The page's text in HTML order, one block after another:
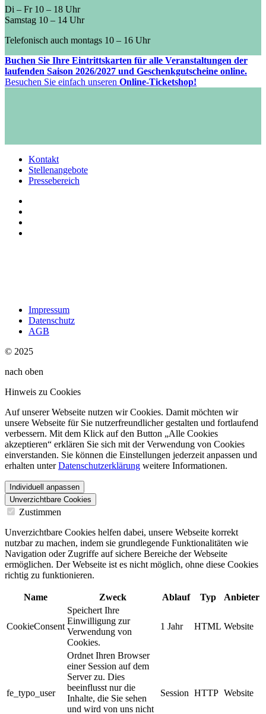
Di – Fr 10 – 18 Uhr
Samstag 10 – 14 Uhr
Telefonisch auch montags 10 – 16 Uhr
Buchen Sie Ihre Eintrittskarten für alle Veranstaltungen der
laufenden Saison 2026/2027 und Geschenkgutscheine online.
Besuchen Sie einfach unseren Online-Ticketshop!
Kontakt
Stellenangebote
Pressebereich
Impressum
Datenschutz
AGB
© 2025
nach oben
Hinweis zu Cookies
Auf unserer Webseite nutzen wir Cookies. Damit möchten wir
unsere Webseite für Sie nutzerfreundlicher gestalten und fortlaufend
verbessern. Mit dem Klick auf den Button „Alle Cookies
akzeptieren“ erklären Sie sich mit der Verwendung von Cookies
einverstanden. Sie können die Einstellungen jederzeit anpassen und
erhalten unterDatenschutzerklärung weitere Informationen.
Individuell anpassen
Unverzichtbare Cookies
Zustimmen
Unverzichtbare Cookies helfen dabei, unsere Webseite korrekt
nutzbar zu machen, indem sie grundlegende Funktionalitäten wie
Navigation oder Zugriffe auf sichere Bereiche der Webseite
ermöglichen. Der Webseite ist es nicht möglich, ohne diese Cookies
richtig zu funktionieren.
Name Zweck Ablauf Typ Anbieter
CookieConsent
Speichert Ihre
Einwilligung zur
Verwendung von
Cookies.
1 Jahr HTML Website
fe_typo_user
Ordnet Ihren Browser
einer Session auf dem
Server zu. Dies
beeinflusst nur die
Inhalte, die Sie sehen
und wird von uns nicht
Session HTTP Website